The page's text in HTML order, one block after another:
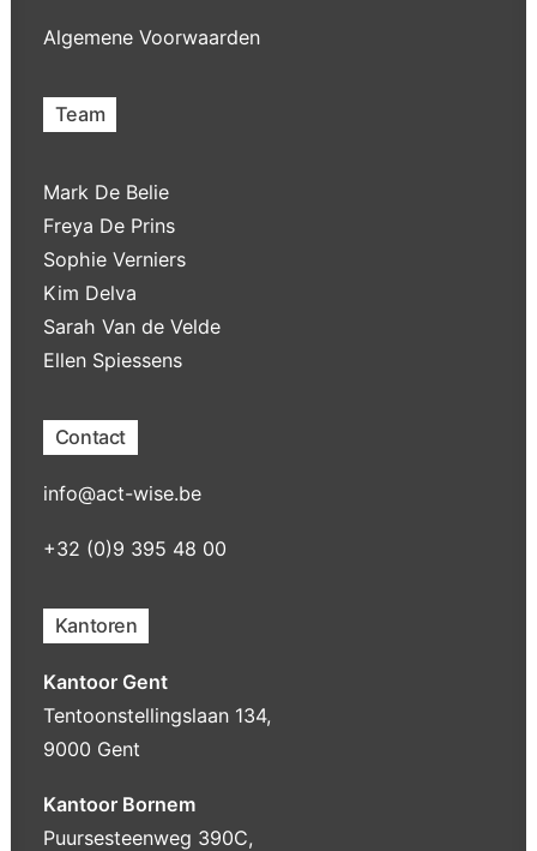
Algemene Voorwaarden
Team
Mark De Belie
Freya De Prins
Sophie Verniers
Kim Delva
Sarah Van de Velde
Ellen Spiessens
Contact
info@act-wise.be
+32 (0)9 395 48 00
Kantoren
Kantoor Gent
Tentoonstellingslaan 134,
9000 Gent
Kantoor Bornem
Puursesteenweg 390C,